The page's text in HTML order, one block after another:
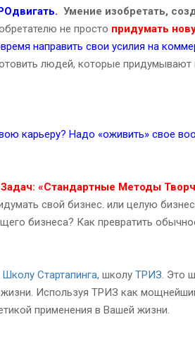
Умение изобретать,
не просто придумать
направить свои усилия на
людей, которые придумывают
карьеру? Надо «оживить» свое
«Стандартные Методы
свой бизнес. или целую
бизнеса? Как превратить
Школу Стартапинга, школу ТРИЗ. Это
Используя ТРИЗ как
применения в Вашей жизни.